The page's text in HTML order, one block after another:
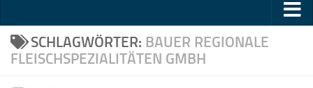
SCHLAGWÖRTER: BAUER REGIONALE
FLEISCHSPEZIALITÄTEN GMBH